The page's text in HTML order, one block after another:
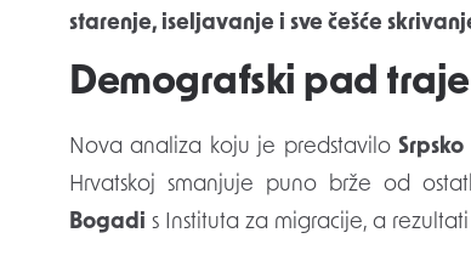
starenje, iseljavanje i sve češće
Demografski pad
Nova analiza koju je predstavilo
Hrvatskoj smanjuje puno brže od
Bogadi s Instituta za migracije, a